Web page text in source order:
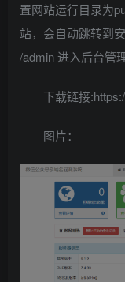
置网站运行目录为
站，会自动跳转到
/admin 进入后台管
下载链接
图片：